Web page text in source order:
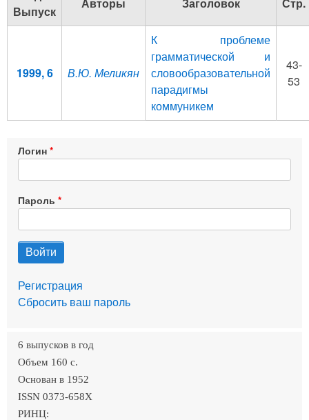
Выпуск
1999, 6 В.Ю. Меликян
К проблеме
грамматической и
словообразовательной
парадигмы
коммуникем
43-
53
Логин
Пароль
Регистрация
Сбросить ваш пароль
6 выпусков в год
Объем 160 c.
Основан в 1952
ISSN 0373-658X
РИНЦ: